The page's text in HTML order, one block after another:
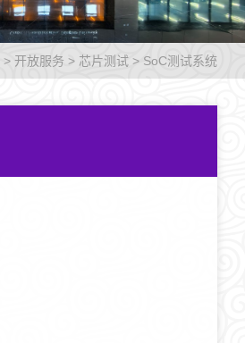
>开放服务 > 芯片测试 > SoC测试系统